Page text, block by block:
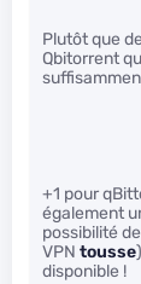
Plutôt que
Qbitorrent
+1 pour
également
possibilité
VPN tousse
disponible !